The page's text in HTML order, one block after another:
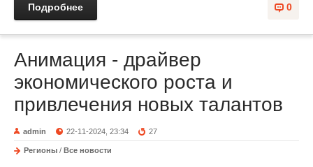
0
Подробнее
Анимация - драйвер
экономического роста и
привлечения новых талантов
admin 22-11-2024, 23:34 27
Регионы / Все новости